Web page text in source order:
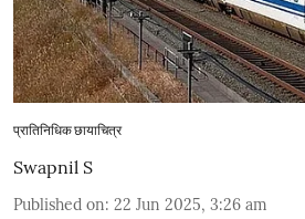
प्रातिनिधिक छायाचित्र
Swapnil S
Published on: 22 Jun 2025, 3:26 am